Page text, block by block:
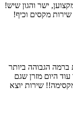
ישר והגון שיש!
מקסים וכיף!
ברמה הגבוהה ביותר
היום מזרן שגם
שירות יוצא